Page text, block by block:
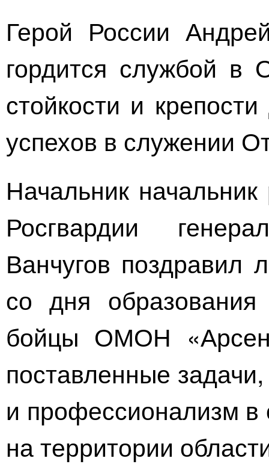
Герой России
гордится службой
стойкости и
успехов в служении
Начальник
Росгвардии
Ванчугов поздравил
со дня
бойцы ОМОН
поставленные
и профессионализм в
на территории